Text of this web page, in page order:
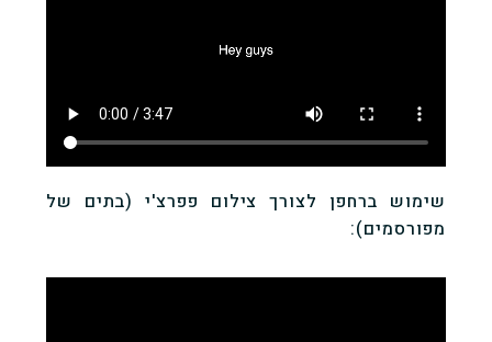
שימוש ברחפן לצורך צילום פפרצ'י (בתים של
מפורסמים):